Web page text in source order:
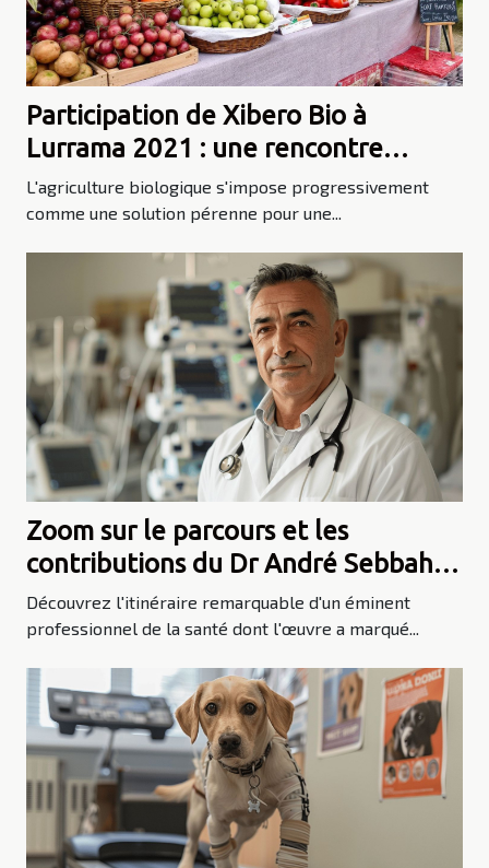
Participation de Xibero Bio à
Lurrama 2021 : une rencontre
dédiée à l'agriculture biologique
L'agriculture biologique s'impose progressivement
comme une solution pérenne pour une...
Zoom sur le parcours et les
contributions du Dr André Sebbah à
la médecine
Découvrez l'itinéraire remarquable d'un éminent
professionnel de la santé dont l'œuvre a marqué...